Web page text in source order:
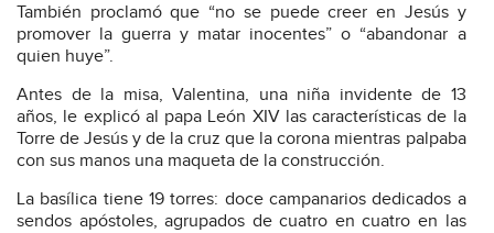
También proclamó que “no se puede creer en Jesús y
promover la guerra y matar inocentes” o “abandonar a
quien huye”.
Antes de la misa, Valentina, una niña invidente de 13
años, le explicó al papa León XIV las características de la
Torre de Jesús y de la cruz que la corona mientras palpaba
con sus manos una maqueta de la construcción.
La basílica tiene 19 torres: doce campanarios dedicados a
sendos apóstoles, agrupados de cuatro en cuatro en las